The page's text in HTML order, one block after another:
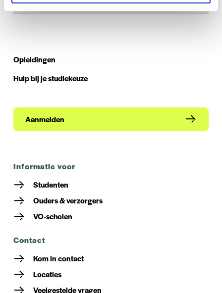
Opleidingen
Hulp bij je studiekeuze
Aanmelden
informatie voor
Studenten
Ouders & verzorgers
VO-scholen
contact
Kom in contact
Locaties
Veelgestelde vragen